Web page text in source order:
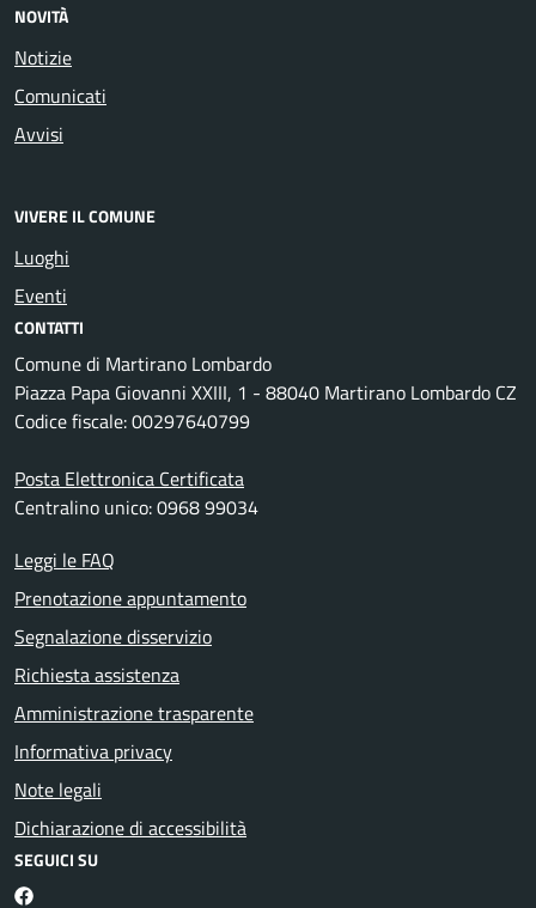
NOVITÀ
Notizie
Comunicati
Avvisi
VIVERE IL COMUNE
Luoghi
Eventi
CONTATTI
Comune di Martirano Lombardo
Piazza Papa Giovanni XXIII, 1 - 88040 Martirano Lombardo CZ
Codice fiscale: 00297640799
Posta Elettronica Certificata
Centralino unico: 0968 99034
Leggi le FAQ
Prenotazione appuntamento
Segnalazione disservizio
Richiesta assistenza
Amministrazione trasparente
Informativa privacy
Note legali
Dichiarazione di accessibilità
SEGUICI SU
Martirano Lombardo Facebook